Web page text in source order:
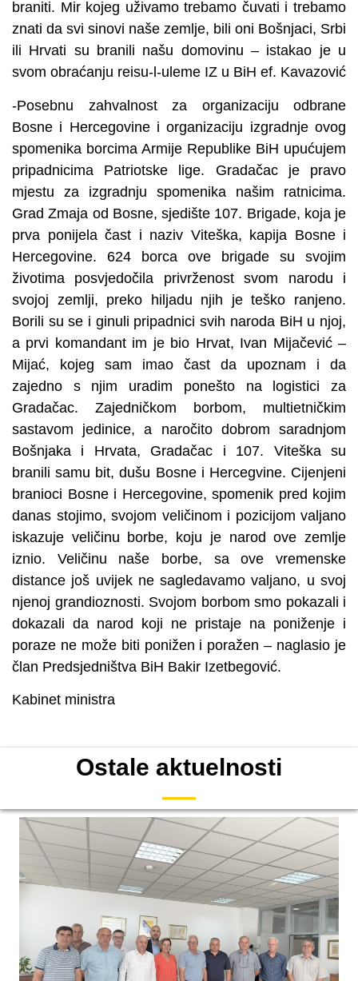
braniti. Mir kojeg uživamo trebamo čuvati i trebamo
znati da svi sinovi naše zemlje, bili oni Bošnjaci, Srbi
ili Hrvati su branili našu domovinu – istakao je u
svom obraćanju reisu-l-uleme IZ u BiH ef. Kavazović
-Posebnu zahvalnost za organizaciju odbrane
Bosne i Hercegovine i organizaciju izgradnje ovog
spomenika borcima Armije Republike BiH upućujem
pripadnicima Patriotske lige. Gradačac je pravo
mjestu za izgradnju spomenika našim ratnicima.
Grad Zmaja od Bosne, sjedište 107. Brigade, koja je
prva ponijela čast i naziv Viteška, kapija Bosne i
Hercegovine. 624 borca ove brigade su svojim
životima posvjedočila privrženost svom narodu i
svojoj zemlji, preko hiljadu njih je teško ranjeno.
Borili su se i ginuli pripadnici svih naroda BiH u njoj,
a prvi komandant im je bio Hrvat, Ivan Mijačević –
Mijać, kojeg sam imao čast da upoznam i da
zajedno s njim uradim ponešto na logistici za
Gradačac. Zajedničkom borbom, multietničkim
sastavom jedinice, a naročito dobrom saradnjom
Bošnjaka i Hrvata, Gradačac i 107. Viteška su
branili samu bit, dušu Bosne i Hercegvine. Cijenjeni
branioci Bosne i Hercegovine, spomenik pred kojim
danas stojimo, svojom veličinom i pozicijom valjano
iskazuje veličinu borbe, koju je narod ove zemlje
iznio. Veličinu naše borbe, sa ove vremenske
distance još uvijek ne sagledavamo valjano, u svoj
njenoj grandioznosti. Svojom borbom smo pokazali i
dokazali da narod koji ne pristaje na poniženje i
poraze ne može biti ponižen i poražen – naglasio je
član Predsjedništva BiH Bakir Izetbegović.
Kabinet ministra
Ostale aktuelnosti